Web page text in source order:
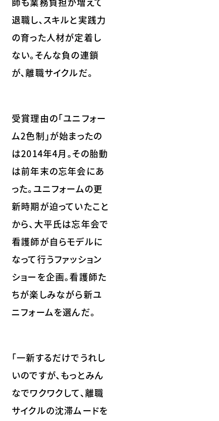
退職し、スキルと実践力
の育った人材が定着し
ない。そんな負の連鎖
が、離職サイクルだ。
受賞理由の「ユニフォー
ム2色制」が始まったの
は2014年4月。その胎動
は前年末の忘年会にあ
った。ユニフォームの更
新時期が迫っていたこと
から、大平氏は忘年会で
看護師が自らモデルに
なって行うファッション
ショーを企画。看護師た
ちが楽しみながら新ユ
ニフォームを選んだ。
「一新するだけでうれし
いのですが、もっとみん
なでワクワクして、離職
サイクルの沈滞ムードを